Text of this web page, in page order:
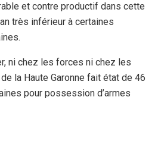
et contre productif dans cette
très inférieur à certaines
ni chez les forces ni chez les
la Haute Garonne fait état de 46
pour possession d’armes